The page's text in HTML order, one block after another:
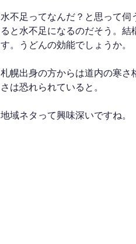
水不足ってなんだ？と思って伺
ると水不足になるのだそう。
す。うどんの効能でしょうか。
札幌出身の方からは道内の寒
さは恐れられていると。
地域ネタって興味深いですね。